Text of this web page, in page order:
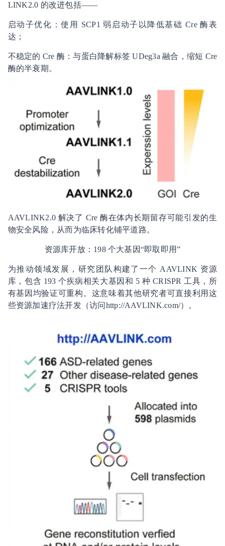
LINK2.0 的改进包括——
启动子优化：使用 SCP1 弱启动子以降低基础 Cre 酶表
达；
不稳定的 Cre 酶：与蛋白降解标签 UDeg3a 融合，缩短 Cre
酶的半衰期。
AAVLINK2.0 解决了 Cre 酶在体内长期留存可能引发的生
物安全风险，从而为临床转化铺平道路。
资源库开放：198 个大基因“即取即用”
为推动领域发展，研究团队构建了一个 AAVLINK 资源
库，包含 193 个疾病相关大基因和 5 种 CRISPR 工具，所
有基因均验证可重构。这意味着其他研究者可直接利用这
些资源加速疗法开发（访问http://AAVLINK.com/）。